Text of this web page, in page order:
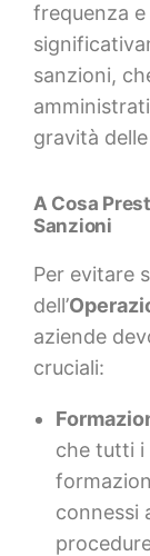
frequenza
sanzioni,
gravità
A Cosa
Sanzioni
Per evitare
dell’
aziende
cruciali:
che tutti i
connessi